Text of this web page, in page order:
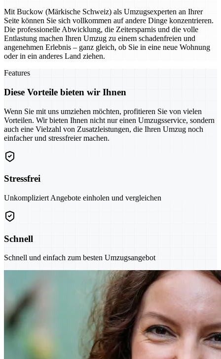
Mit Buckow (Märkische Schweiz) als Umzugsexperten an Ihrer
Seite können Sie sich vollkommen auf andere Dinge konzentrieren.
Die professionelle Abwicklung, die Zeitersparnis und die volle
Entlastung machen Ihren Umzug zu einem schadenfreien und
angenehmen Erlebnis – ganz gleich, ob Sie in eine neue Wohnung
oder in ein anderes Land ziehen.
Features
Diese Vorteile bieten wir Ihnen
Wenn Sie mit uns umziehen möchten, profitieren Sie von vielen
Vorteilen. Wir bieten Ihnen nicht nur einen Umzugsservice, sondern
auch eine Vielzahl von Zusatzleistungen, die Ihren Umzug noch
einfacher und stressfreier machen.
Stressfrei
Unkompliziert Angebote einholen und vergleichen
Schnell
Schnell und einfach zum besten Umzugsangebot